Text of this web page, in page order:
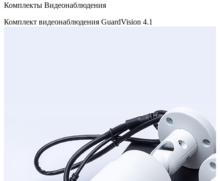
Комплекты Видеонаблюдения
Комплект видеонаблюдения GuardVision 4.1